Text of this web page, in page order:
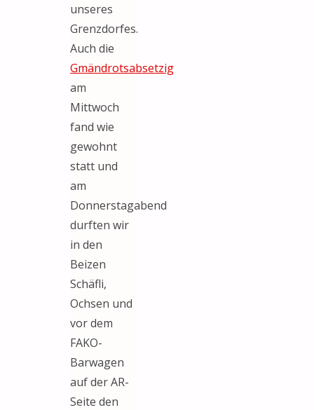
unseres
Grenzdorfes.
Auch die
Gmändrotsabsetzig
am
Mittwoch
fand wie
gewohnt
statt und
am
Donnerstagabend
durften wir
in den
Beizen
Schäfli,
Ochsen und
vor dem
FAKO-
Barwagen
auf der AR-
Seite den